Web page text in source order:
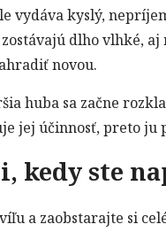
vydáva kyslý,
dlho vlhké, aj
novou.
huba sa začne
jej účinnosť, preto ju
kedy ste
a zaobstarajte si